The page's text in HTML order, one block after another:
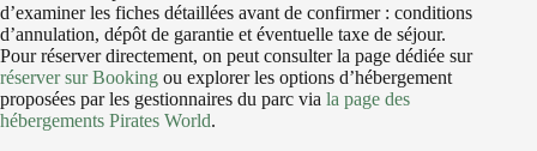
d’examiner les fiches détaillées avant de confirmer : conditions
d’annulation, dépôt de garantie et éventuelle taxe de séjour.
Pour réserver directement, on peut consulter la page dédiée sur
réserver sur Booking ou explorer les options d’hébergement
proposées par les gestionnaires du parc via la page des
hébergements Pirates World.